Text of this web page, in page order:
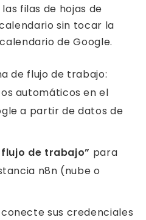
filas de hojas de
sin tocar la
de Google.
de flujo de trabajo:
automáticos en el
a partir de datos de
flujo de trabajo” para
n8n (nube o
sus credenciales